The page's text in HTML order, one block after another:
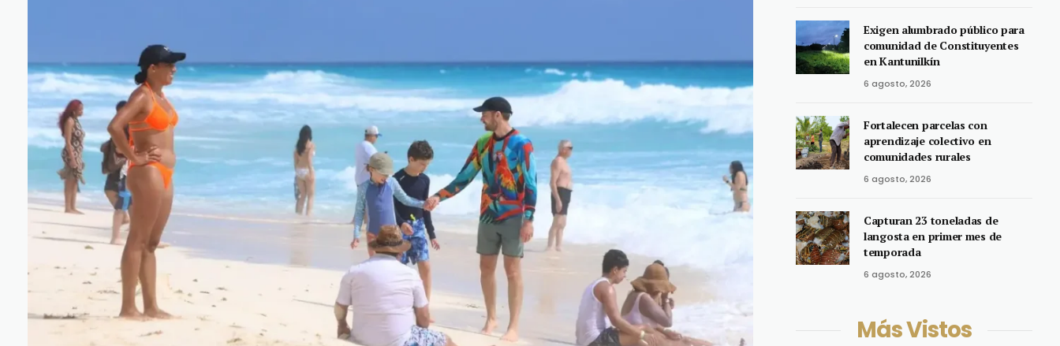
Exigen alumbrado público para
comunidad de Constituyentes
en Kantunilkín
6 agosto, 2026
Fortalecen parcelas con
aprendizaje colectivo en
comunidades rurales
6 agosto, 2026
Capturan 23 toneladas de
langosta en primer mes de
temporada
6 agosto, 2026
Más Vistos